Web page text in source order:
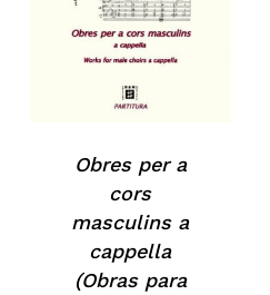
Obres per a
cors
masculins a
cappella
(Obras para